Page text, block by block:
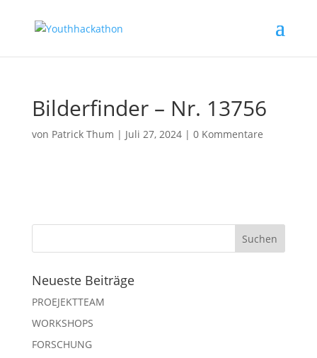
Bilderfinder – Nr. 13756
von Patrick Thum | Juli 27, 2024| 0 Kommentare
Neueste Beiträge
PROEJEKTTEAM
WORKSHOPS
FORSCHUNG